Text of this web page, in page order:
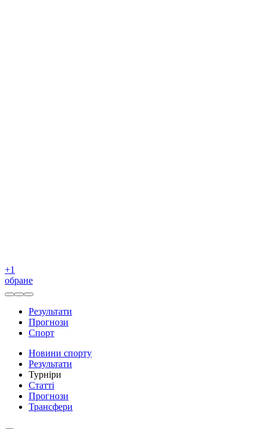
+1
обране
Результати
Прогнози
Спорт
Новини спорту
Результати
Турніри
Статті
Прогнози
Трансфери